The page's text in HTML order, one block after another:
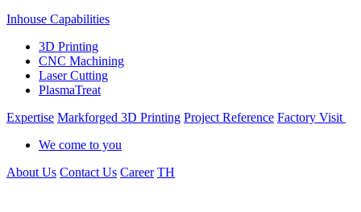
Inhouse Capabilities
3D Printing
CNC Machining
Laser Cutting
PlasmaTreat
Expertise Markforged 3D Printing Project Reference Factory Visit
We come to you
About Us Contact Us Career TH